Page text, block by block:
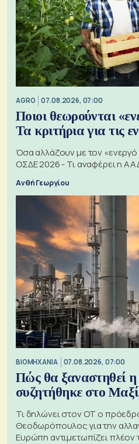
AGRO 07.08.2026, 07:00
Ποιοι θεωρούνται
Τα κριτήρια για τις
Όσα αλλάζουν με τον
ΟΣΔΕ 2026 - Τι αναφέρει η
Ανθή Γεωργίου
ΒΙΟΜΗΧΑΝΙΑ 07.08.2026, 07:00
Πώς θα ξαναστηθεί η
συζητήθηκε στο
Τι δηλώνει στον ΟΤ ο
Θεοδωρόπουλος για την
Ευρώπη αντιμετωπίζει πλέον